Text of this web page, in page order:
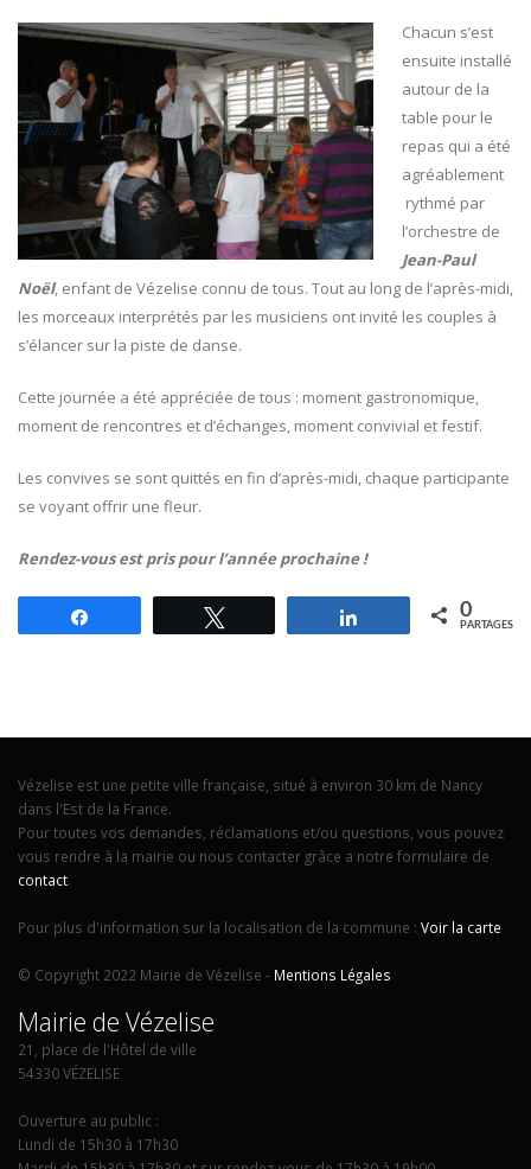
Chacun s’est
ensuite installé
autour de la
table pour le
repas qui a été
agréablement
rythmé par
l’orchestre de
Jean-Paul
Noël, enfant de Vézelise connu de tous. Tout au long de l’après-midi,
les morceaux interprétés par les musiciens ont invité les couples à
s’élancer sur la piste de danse.
Cette journée a été appréciée de tous : moment gastronomique,
moment de rencontres et d’échanges, moment convivial et festif.
Les convives se sont quittés en fin d’après-midi, chaque participante
se voyant offrir une fleur.
Rendez-vous est pris pour l’année prochaine !
Partagez 0
PARTAGES
Vézelise est une petite ville française, situé à environ 30 km de Nancy
dans l'Est de la France.
Pour toutes vos demandes, réclamations et/ou questions, vous pouvez
vous rendre à la mairie ou nous contacter grâce a notre formulaire de
contact.
Pour plus d'information sur la localisation de la commune : Voir la carte
© Copyright 2022 Mairie de Vézelise - Mentions Légales
Mairie de Vézelise
21, place de l'Hôtel de ville
54330 VÉZELISE
Ouverture au public :
Lundi de 15h30 à 17h30